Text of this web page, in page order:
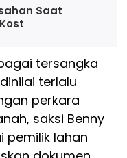
Saat
tersangka
terlalu
perkara
saksi Benny
pemilik lahan